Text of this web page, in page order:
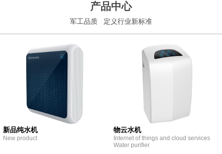
产品中心
军工品质 定义行业新标准
新品纯水机
New product
物云水机
Internet of things and cloud services
Water purifier